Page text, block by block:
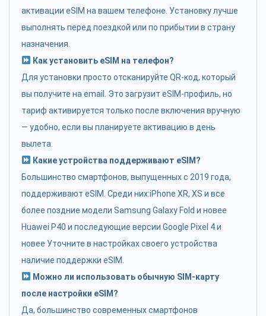
активации eSIM на вашем телефоне. Установку лучше
выполнять перед поездкой или по прибытии в страну
назначения.
Как установить eSIM на телефон?
Для установки просто отсканируйте QR-код, который
вы получите на email. Это загрузит eSIM-профиль, но
тариф активируется только после включения вручную
— удобно, если вы планируете активацию в день
вылета.
Какие устройства поддерживают eSIM?
Большинство смартфонов, выпущенных с 2019 года,
поддерживают eSIM. Среди них:iPhone XR, XS и все
более поздние модели Samsung Galaxy Fold и новее
Huawei P40 и последующие версии Google Pixel 4 и
новее Уточните в настройках своего устройства
наличие поддержки eSIM.
Можно ли использовать обычную SIM-карту
после настройки eSIM?
Да, большинство современных смартфонов